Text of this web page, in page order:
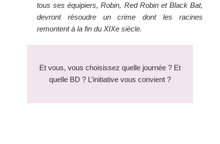
tous ses équipiers, Robin, Red Robin et Black Bat,
devront résoudre un crime dont les racines
remontent à la fin du XIXe siècle.
Et vous, vous choisissez quelle journée ? Et
quelle BD ? L’initiative vous convient ?